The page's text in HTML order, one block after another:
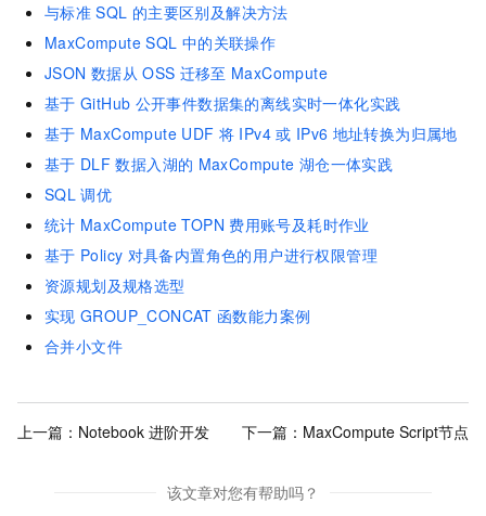
与标准 SQL 的主要区别及解决方法
MaxCompute SQL 中的关联操作
JSON 数据从 OSS 迁移至 MaxCompute
基于 GitHub 公开事件数据集的离线实时一体化实践
基于 MaxCompute UDF 将 IPv4 或 IPv6 地址转换为归属地
基于 DLF 数据入湖的 MaxCompute 湖仓一体实践
SQL 调优
统计 MaxCompute TOPN 费用账号及耗时作业
基于 Policy 对具备内置角色的用户进行权限管理
资源规划及规格选型
实现 GROUP_CONCAT 函数能力案例
合并小文件
上一篇： Notebook 进阶开发 下一篇： MaxCompute Script节点
该文章对您有帮助吗？